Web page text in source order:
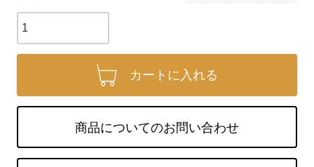
カートに入れる
商品についてのお問い合わせ